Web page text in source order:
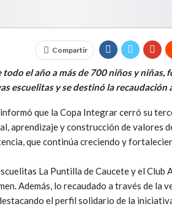
Compartir
el año a más de 700 niños y
escuelitas y se destinó la
que la Copa Integrar cerró su
aprendizaje y construcción de valores
que continúa creciendo y
La Puntilla de Caucete y el
Además, lo recaudado a través de la
el perfil solidario de la